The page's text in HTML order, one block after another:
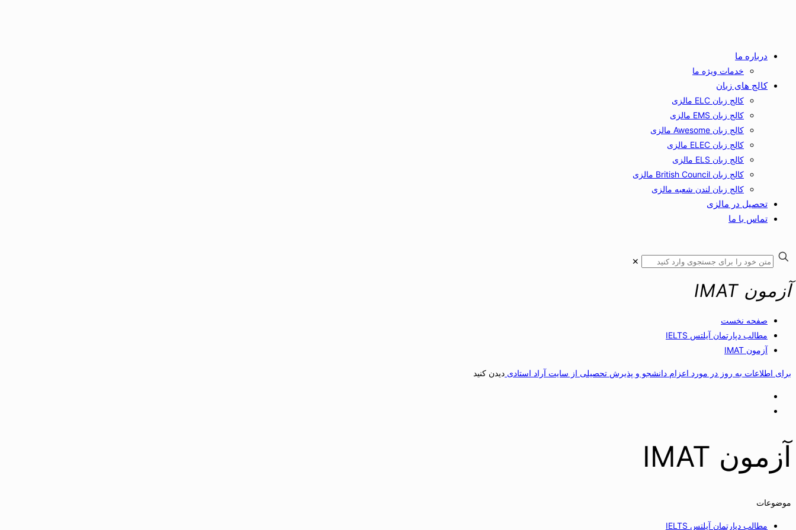
درباره ما
خدمات ویژه ما
کالج های زبان
کالج زبان ELC مالزی
کالج زبان EMS مالزی
کالج زبان Awesome مالزی
کالج زبان ELEC مالزی
کالج زبان ELS مالزی
کالج زبان British Council مالزی
کالج زبان لندن شعبه مالزی
تحصیل در مالزی
تماس با ما
✕
آزمون IMAT
صفحه نخست
مطالب دپارتمان آیلتس IELTS
آزمون IMAT
برای اطلاعات به روز در مورد اعزام دانشجو و پذیرش تحصیلی از سایت آراد استادی دیدن کنید
آزمون IMAT
موضوعات
مطالب دپارتمان آیلتس IELTS